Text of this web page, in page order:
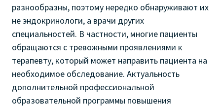
разнообразны, поэтому нередко обнаруживают их
не эндокринологи, а врачи других
специальностей. В частности, многие пациенты
обращаются с тревожными проявлениями к
терапевту, который может направить пациента на
необходимое обследование. Актуальность
дополнительной профессиональной
образовательной программы повышения